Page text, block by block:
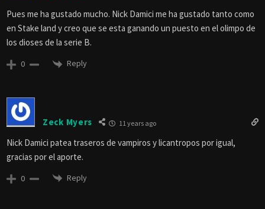
Pues me ha gustado mucho. Nick Damici me ha gustado tanto como
en Stake land y creo que se esta ganando un puesto en el olimpo de
los dioses de la serie B.
0 Reply
Zeck Myers 11 years ago
Nick Damici patea traseros de vampiros y licantropos por igual,
gracias por el aporte.
0 Reply